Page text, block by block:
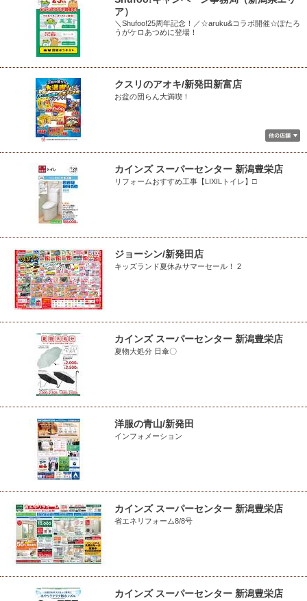
ア）
＼Shufoo!25周年記念！／☆aruku&コラボ開催☆ぽたろ
うがケロあつめに登場！
クスリのアオキ/新発田新富店
お盆の団らん大満喫！
カインズ スーパーセンター 新潟豊栄店
リフォームおすすめ工事【LIXILトイレ】□
ジョーシン/新発田店
キッズランド夏休みサマーセール！ 2
カインズ スーパーセンター 新潟豊栄店
夏物大処分 日傘〇
洋服の青山/新発田
インフォメーション
カインズ スーパーセンター 新潟豊栄店
省エネリフォーム8/8号
カインズ スーパーセンター 新潟豊栄店